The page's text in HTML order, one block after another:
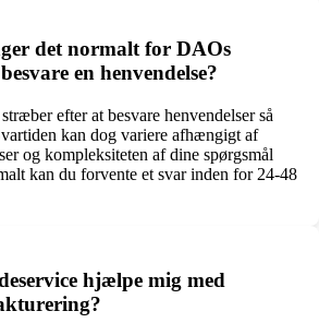
det normalt for DAOs
en henvendelse?
efter at besvare henvendelser så
kan dog variere afhængigt af
og kompleksiteten af dine spørgsmål
kan du forvente et svar inden for 24-48
hjælpe mig med